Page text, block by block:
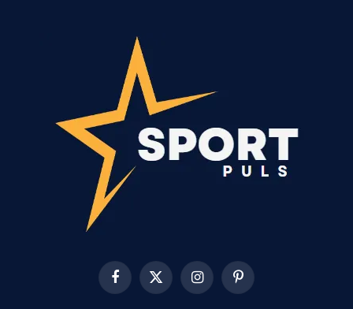
FacebookX
(Twitter)
InstagramPinterest